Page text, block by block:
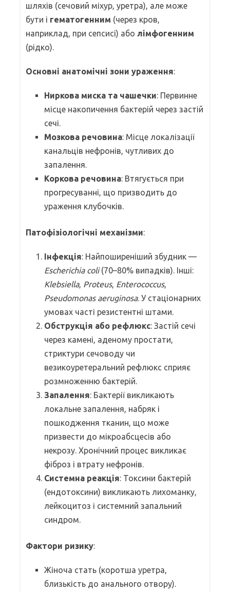
шляхів (сечовий міхур, уретра), але може
бути і гематогенним (через кров,
наприклад, при сепсисі) або лімфогенним
(рідко).
Основні анатомічні зони ураження:
Ниркова миска та чашечки: Первинне
місце накопичення бактерій через застій
сечі.
Мозкова речовина: Місце локалізації
канальців нефронів, чутливих до
запалення.
Коркова речовина: Втягується при
прогресуванні, що призводить до
ураження клубочків.
Патофізіологічні механізми:
Інфекція: Найпоширеніший збудник —
Escherichia coli(70–80% випадків). Інші:
Klebsiella, Proteus, Enterococcus,
Pseudomonas aeruginosa. У стаціонарних
умовах часті резистентні штами.
Обструкція або рефлюкс: Застій сечі
через камені, аденому простати,
стриктури сечоводу чи
везикоуретеральний рефлюкс сприяє
розмноженню бактерій.
Запалення: Бактерії викликають
локальне запалення, набряк і
пошкодження тканин, що може
призвести до мікроабсцесів або
некрозу. Хронічний процес викликає
фіброз і втрату нефронів.
Системна реакція: Токсини бактерій
(ендотоксини) викликають лихоманку,
лейкоцитоз і системний запальний
синдром.
Фактори ризику:
Жіноча стать (коротша уретра,
близькість до анального отвору).